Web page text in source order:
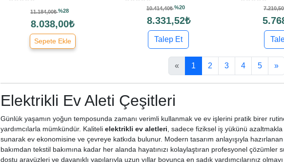
11.184,00₺%28
8.038,00₺
Sepete Ekle
10.414,40₺%20
8.331,52₺
Talep Et
« 1 2 3 4 5 »
Elektrikli Ev Aleti Çeşitleri
Günlük yaşamın yoğun temposunda zamanı verimli kullanmak ve ev işlerini pratik birer
yardımcılarla mümkündür. Kaliteli elektrikli ev aletleri , sadece fiziksel iş yükünü
sunarak ev ekonomisine ve çevreye katkıda bulunur. Modern tasarım anlayışıyla
bakımdan tekstil bakımına kadar her alanda hayatınızı kolaylaştıran profesyonel
dostu arayüzleri ve dayanıklı yapılarıyla uzun yıllar boyunca en sadık yardımcılarınız